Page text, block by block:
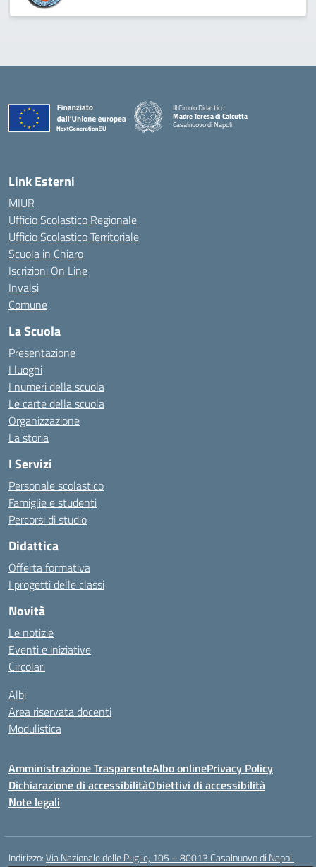
III Circolo Didattico
Madre Teresa di Calcutta
Casalnuovo di Napoli
Link Esterni
MIUR
Ufficio Scolastico Regionale
Ufficio Scolastico Territoriale
Scuola in Chiaro
Iscrizioni On Line
Invalsi
Comune
La Scuola
Presentazione
I luoghi
I numeri della scuola
Le carte della scuola
Organizzazione
La storia
I Servizi
Personale scolastico
Famiglie e studenti
Percorsi di studio
Didattica
Offerta formativa
I progetti delle classi
Novità
Le notizie
Eventi e iniziative
Circolari
Albi
Area riservata docenti
Modulistica
Amministrazione TrasparenteAlbo onlinePrivacy Policy
Dichiarazione di accessibilitàObiettivi di accessibilità
Note legali
Indirizzo:Via Nazionale delle Puglie, 105 – 80013 Casalnuovo di Napoli